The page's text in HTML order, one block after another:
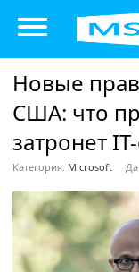
Новые
США: что
затронет
Категория: Microsoft